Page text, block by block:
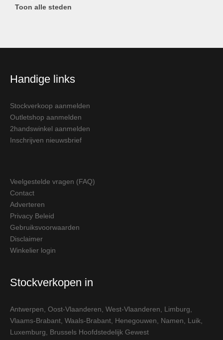
Toon alle steden
Handige links
Stockverkoop aanmelden
Outletshop aanmelden
2handswinkel aanmelden
Inschrijven nieuwsbrief
Veelgestelde vragen (FAQ)
Contact
Adverteren
Privacy Beleid
Gebruiksvoorwaarden
Disclaimer
Winkelier login
Stockverkopen in
Antwerpen Oost-Vlaanderen West-Vlaanderen Limburg
Vlaams-Brabant Waals-Brabant Henegouwen Namen Luik
Luxemburg
Brussels Hoofdstedelijk Gewest